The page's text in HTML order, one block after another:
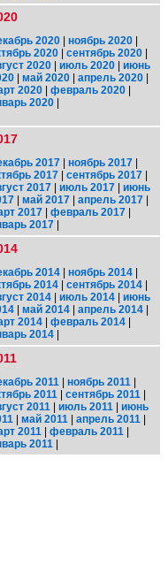
2020 | ноябрь 2020 |
2020 | сентябрь 2020 |
2020 | июль 2020 | июнь
| май 2020 | апрель 2020 |
2020 | февраль 2020 |
2020 |
2017 | ноябрь 2017 |
2017 | сентябрь 2017 |
2017 | июль 2017 | июнь
| май 2017 | апрель 2017 |
2017 | февраль 2017 |
2017 |
2014 | ноябрь 2014 |
2014 | сентябрь 2014 |
2014 | июль 2014 | июнь
| май 2014 | апрель 2014 |
2014 | февраль 2014 |
2014 |
2011 | ноябрь 2011 |
2011 | сентябрь 2011 |
2011 | июль 2011 | июнь
| май 2011 | апрель 2011 |
2011 | февраль 2011 |
2011 |